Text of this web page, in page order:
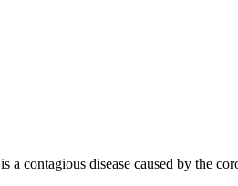
is a contagious disease caused by the